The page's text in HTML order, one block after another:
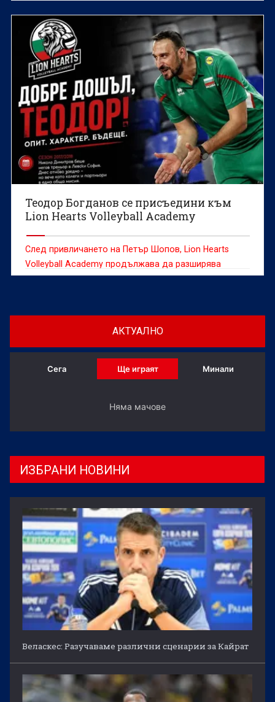
жените Марица (Пловдив), съобщиха от клуба.
Теодор Богданов се присъедини към
Lion Hearts Volleyball Academy
След привличането на Петър Шопов, Lion Hearts
Volleyball Academy продължава да разширява
треньорския си екип с още един доказан
АКТУАЛНО
Сега Ще играят Минали
Няма мачове
ИЗБРАНИ НОВИНИ
Веласкес: Разучаваме различни сценарии за Кайрат